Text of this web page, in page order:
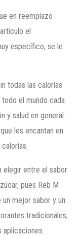
en reemplazo
el
específico; se le
todas las calorías
el mundo cada
y salud en general.
les encantan en
elegir entre el sabor
pues Reb M
mejor sabor y un
tradicionales,